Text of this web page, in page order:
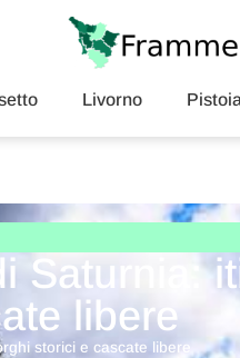
Livorno Pistoia
Saturnia:
libere
storici e cascate libere